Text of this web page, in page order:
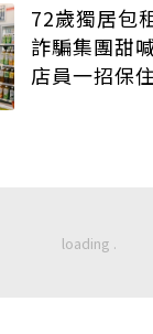
72歲獨居包
詐騙集團甜
店員一招保